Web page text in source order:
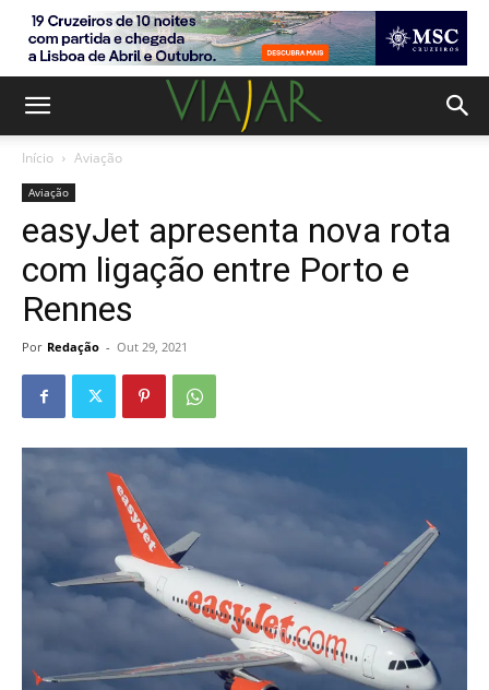
Início Aviação
Aviação
easyJet apresenta nova rota
com ligação entre Porto e
Rennes
Por Redação - Out 29, 2021